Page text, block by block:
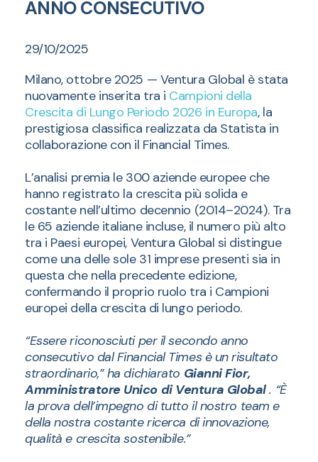
ANNO CONSECUTIVO
29/10/2025
Milano, ottobre 2025 — Ventura Global è stata
nuovamente inserita tra i Campioni della
Crescita di Lungo Periodo 2026 in Europa, la
prestigiosa classifica realizzata da Statista in
collaborazione con il Financial Times.
L’analisi premia le 300 aziende europee che
hanno registrato la crescita più solida e
costante nell’ultimo decennio (2014–2024). Tra
le 65 aziende italiane incluse, il numero più alto
tra i Paesi europei, Ventura Global si distingue
come una delle sole 31 imprese presenti sia in
questa che nella precedente edizione,
confermando il proprio ruolo tra i Campioni
europei della crescita di lungo periodo.
“Essere riconosciuti per il secondo anno
consecutivo dal Financial Times è un risultato
straordinario,” ha dichiarato Gianni Fior,
Amministratore Unico di Ventura Global. “È
la prova dell’impegno di tutto il nostro team e
della nostra costante ricerca di innovazione,
qualità e crescita sostenibile.”